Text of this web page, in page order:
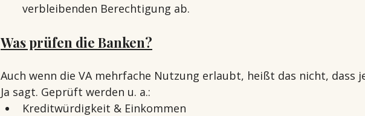
verbleibenden Berechtigung ab.
Was prüfen die Banken?
Auch wenn die VA mehrfache Nutzung erlaubt, heißt das nicht, dass
Ja sagt. Geprüft werden u. a.:
Kreditwürdigkeit & Einkommen